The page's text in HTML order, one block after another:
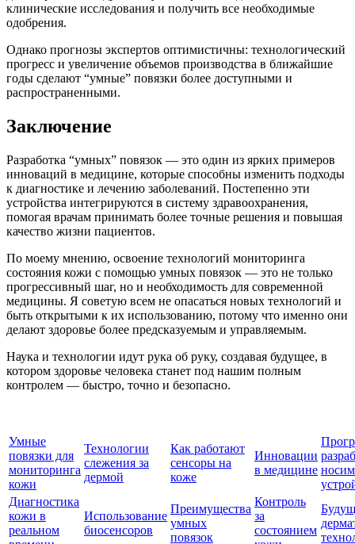
клинические исследования и получить все необходимые
одобрения.
Однако прогнозы экспертов оптимистичны: технологический
прогресс и увеличение объемов производства в ближайшие
годы сделают “умные” повязки более доступными и
распространенными.
Заключение
Разработка “умных” повязок — это один из ярких примеров
инноваций в медицине, которые способны изменить подходы
к диагностике и лечению заболеваний. Постепенно эти
устройства интегрируются в систему здравоохранения,
помогая врачам принимать более точные решения и повышая
качество жизни пациентов.
По моему мнению, освоение технологий мониторинга
состояния кожи с помощью умных повязок — это не только
прогрессивный шаг, но и необходимость для современной
медицины. Я советую всем не опасаться новых технологий и
быть открытыми к их использованию, потому что именно они
делают здоровье более предсказуемым и управляемым.
Наука и технологии идут рука об руку, создавая будущее, в
котором здоровье человека станет под нашим полным
контролем — быстро, точно и безопасно.
Умные
повязки для
мониторинга
кожи
Технологии
слежения за
дермой
Как работают
сенсоры на
коже
Инновации
в медицине
Диагностика
кожи в
реальном
Использование
биосенсоров
Преимущества
умных
повязок
Контроль
за
состоянием